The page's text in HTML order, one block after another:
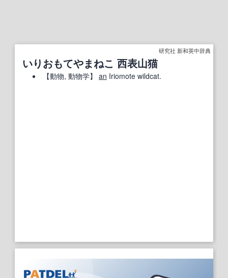
研究社 新和英中辞典
いりおもてやまねこ 西表山猫
【動物, 動物学】 an Iriomote wildcat.